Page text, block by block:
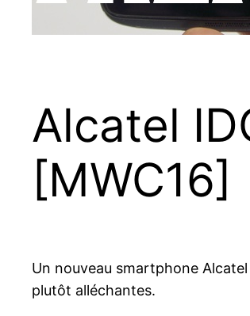
Alcatel
[MWC16]
Un nouveau smartphone
plutôt alléchantes.